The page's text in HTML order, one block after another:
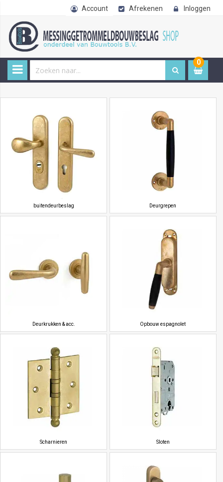
Account Afrekenen Inloggen
0
item
buitendeurbeslag Deurgrepen
Deurkrukken & acc. Opbouw espagnolet
Scharnieren Sloten